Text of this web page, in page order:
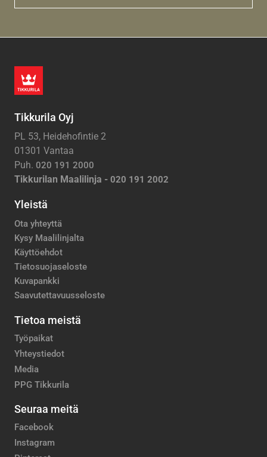
Tikkurila Oyj
PL 53, Heidehofintie 2
01301 Vantaa
Puh. 020 191 2000
Tikkurilan Maalilinja - 020 191 2002
Yleistä
Ota yhteyttä
Kysy Maalilinjalta
Käyttöehdot
Tietosuojaseloste
Kuvapankki
Saavutettavuusseloste
Tietoa meistä
Työpaikat
Yhteystiedot
Media
PPG Tikkurila
Seuraa meitä
Facebook
Instagram